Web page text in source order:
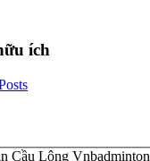
ích
Cầu Lông Vnbadminton